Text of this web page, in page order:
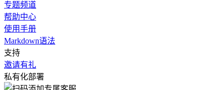
专题频道
帮助中心
使用手册
Markdown语法
支持
邀请有礼
私有化部署